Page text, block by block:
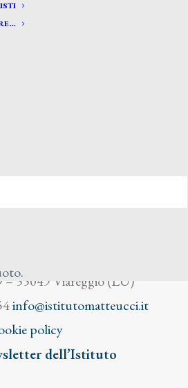
Arnaldo
– 55049 Viareggio (LU)
info@istitutomatteucci.it
policy
dell’Istituto